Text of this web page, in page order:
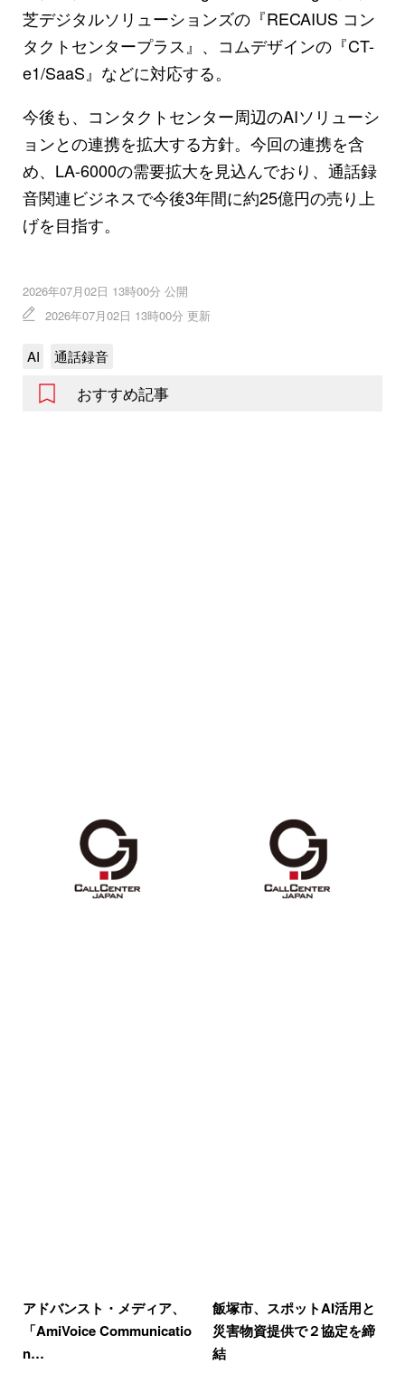
芝デジタルソリューションズの『RECAIUS コン
タクトセンタープラス』、コムデザインの『CT-
e1/SaaS』などに対応する。
今後も、コンタクトセンター周辺のAIソリューシ
ョンとの連携を拡大する方針。今回の連携を含
め、LA-6000の需要拡大を見込んでおり、通話録
音関連ビジネスで今後3年間に約25億円の売り上
げを目指す。
2026年07月02日 13時00分 公開
2026年07月02日 13時00分 更新
AI 通話録音
おすすめ記事
アドバンスト・メディア、
「AmiVoice Communicatio
n…
飯塚市、スポットAI活用と
災害物資提供で２協定を締
結